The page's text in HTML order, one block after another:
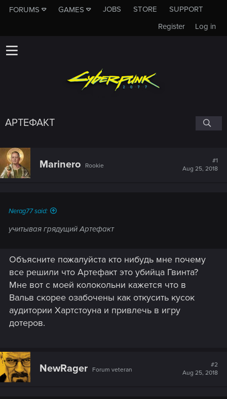
FORUMS GAMES JOBS STORE
SUPPORT
Log in
Register
АРТЕФАКТ
Marinero Rookie
#1
Aug 25, 2018
Nerag77 said:
учитывая грядущий Артефакт
Объясните пожалуйста кто нибудь мне почему
все решили что Артефакт это убийца Гвинта?
Мне вот с моей колокольни кажется что в
Вальв скорее озабочены как откусить кусок
аудитории Хартстоуна и привлечь в игру
дотеров.
NewRager Forum veteran
#2
Aug 25, 2018